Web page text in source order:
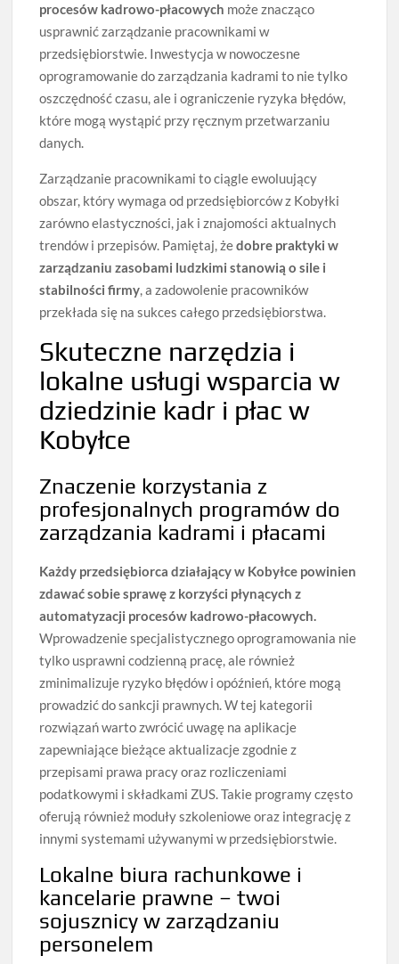
procesów kadrowo-płacowych może znacząco
usprawnić zarządzanie pracownikami w
przedsiębiorstwie. Inwestycja w nowoczesne
oprogramowanie do zarządzania kadrami to nie tylko
oszczędność czasu, ale i ograniczenie ryzyka błędów,
które mogą wystąpić przy ręcznym przetwarzaniu
danych.
Zarządzanie pracownikami to ciągle ewoluujący
obszar, który wymaga od przedsiębiorców z Kobyłki
zarówno elastyczności, jak i znajomości aktualnych
trendów i przepisów. Pamiętaj, żedobre praktyki w
zarządzaniu zasobami ludzkimi stanowią o sile i
stabilności firmy, a zadowolenie pracowników
przekłada się na sukces całego przedsiębiorstwa.
Skuteczne narzędzia i
lokalne usługi wsparcia w
dziedzinie kadr i płac w
Kobyłce
Znaczenie korzystania z
profesjonalnych programów do
zarządzania kadrami i płacami
Każdy przedsiębiorca działający w Kobyłce powinien
zdawać sobie sprawę z korzyści płynących z
automatyzacji procesów kadrowo-płacowych.
Wprowadzenie specjalistycznego oprogramowania nie
tylko usprawni codzienną pracę, ale również
zminimalizuje ryzyko błędów i opóźnień, które mogą
prowadzić do sankcji prawnych. W tej kategorii
rozwiązań warto zwrócić uwagę na aplikacje
zapewniające bieżące aktualizacje zgodnie z
przepisami prawa pracy oraz rozliczeniami
podatkowymi i składkami ZUS. Takie programy często
oferują również moduły szkoleniowe oraz integrację z
innymi systemami używanymi w przedsiębiorstwie.
Lokalne biura rachunkowe i
kancelarie prawne – twoi
sojusznicy w zarządzaniu
personelem